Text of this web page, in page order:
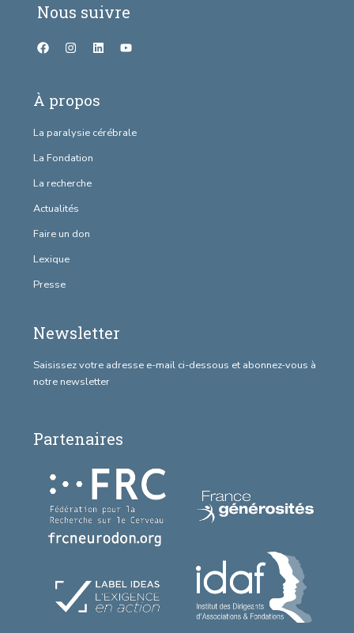
Nous suivre
À propos
La paralysie cérébrale
La Fondation
La recherche
Actualités
Faire un don
Lexique
Presse
Newsletter
Saisissez votre adresse e-mail ci-dessous et abonnez-vous à
notre newsletter
Partenaires